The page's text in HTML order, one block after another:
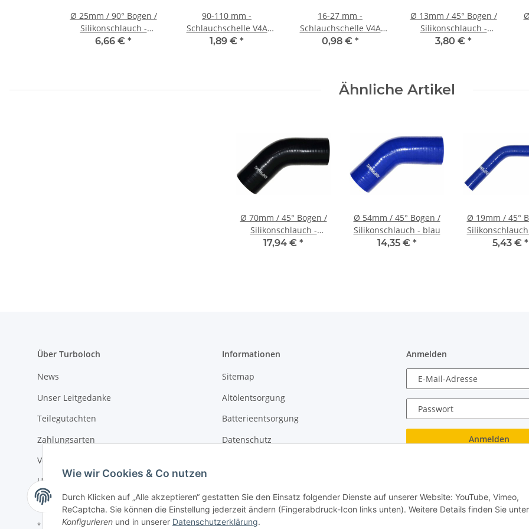
Ø 25mm / 90° Bogen /
Silikonschlauch -
schwarz
6,66 € *
90-110 mm -
Schlauchschelle V4A
1.4401 Edelstahl B:9
1,89 € *
16-27 mm -
Schlauchschelle V4A
1.4401 Edelstahl B:9
0,98 € *
Ø 13mm / 45° Bogen /
Silikonschlauch -
schwarz
3,80 € *
Ähnliche Artikel
Ø 70mm / 45° Bogen /
Silikonschlauch -
schwarz
17,94 € *
Ø 54mm / 45° Bogen /
Silikonschlauch - blau
14,35 € *
Ø 19mm / 45°
5,43 € *
Über Turboloch
News
Unser Leitgedanke
Teilegutachten
Zahlungsarten
Versandkosten & Lieferung
Umwelt und Entsorgung
Informationen
Sitemap
Altölentsorgung
Batterieentsorgung
Datenschutz
Anmelden
E-Mail-Adresse
Passwort
Anmelden
* Alle Preise inkl. gesetzlicher USt., zzgl.Versand
Wie wir Cookies & Co nutzen
Durch Klicken auf „Alle akzeptieren“ gestatten Sie den Einsatz folgender Dienste auf unserer Website: YouTube, Vimeo,
ReCaptcha. Sie können die Einstellung jederzeit ändern (Fingerabdruck-Icon links unten). Weitere Details finden Sie unter
Konfigurieren und in unserer Datenschutzerklärung.